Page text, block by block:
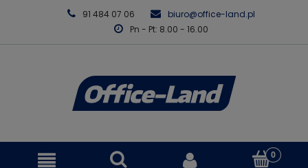
91 484 07 06
biuro@office-land.pl
Pn - Pt: 8.00 - 16.00